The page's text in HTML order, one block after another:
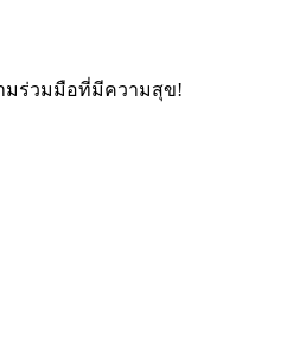
มร่วมมือที่มีความสุข!